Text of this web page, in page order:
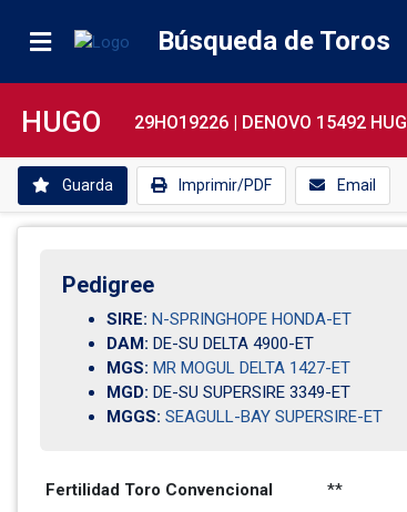
Búsqueda de Toros
HUGO 29HO19226 | DENOVO 15492
Guarda Imprimir/PDF Email
Pedigree
SIRE: N-SPRINGHOPE HONDA-ET
DAM: DE-SU DELTA 4900-ET
MGS: MR MOGUL DELTA 1427-ET
MGD: DE-SU SUPERSIRE 3349-ET
MGGS: SEAGULL-BAY SUPERSIRE-ET
Fertilidad Toro Convencional
**